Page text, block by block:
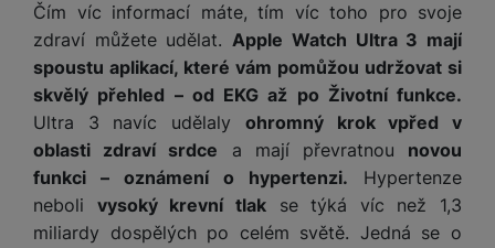
Čím víc informací máte, tím víc toho pro svoje
zdraví můžete udělat.Apple Watch Ultra 3 mají
spoustu aplikací, které vám pomůžou udržovat si
skvělý přehled – od EKG až po Životní funkce.
Ultra 3 navíc udělaly ohromný krok vpřed v
oblasti zdraví srdce a mají převratnou novou
funkci – oznámení o hypertenzi. Hypertenze
neboli vysoký krevní tlakse týká víc než 1,3
miliardy dospělých po celém světě. Jedná se o